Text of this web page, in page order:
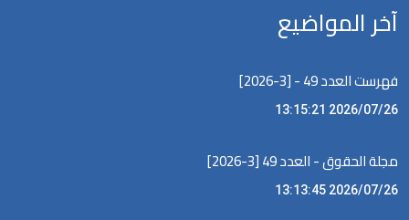
آخر المواضيع
فهرست العدد 49 - [3-2026]
2026/07/26 13:15:21
مجلة الحقوق - العدد 49 [3-2026]
2026/07/26 13:13:45